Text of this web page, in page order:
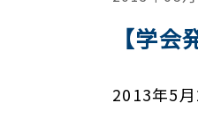
【学
2013年5